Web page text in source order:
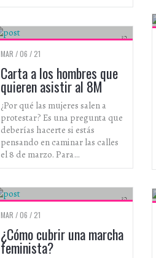
MAR / 06 / 21
Carta a los hombres que
quieren asistir al 8M
¿Por qué las mujeres salen a
protestar? Es una pregunta que
deberías hacerte si estás
pensando en caminar las calles
el 8 de marzo. Para…
MAR / 06 / 21
¿Cómo cubrir una marcha
feminista?